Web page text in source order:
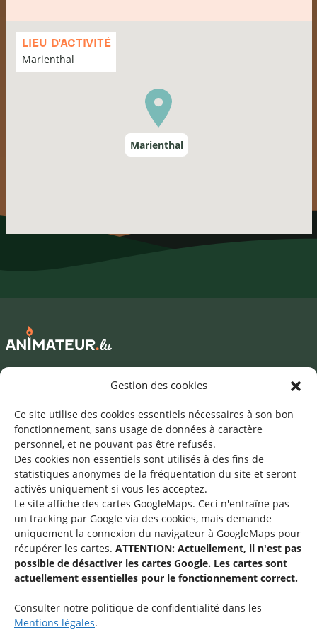
Gestion des cookies
Ce site utilise des cookies essentiels nécessaires à son bon
fonctionnement, sans usage de données à caractère
personnel, et ne pouvant pas être refusés.
Des cookies non essentiels sont utilisés à des fins de
statistiques anonymes de la fréquentation du site et seront
activés uniquement si vous les acceptez.
Le site affiche des cartes GoogleMaps. Ceci n'entraîne pas
un tracking par Google via des cookies, mais demande
uniquement la connexion du navigateur à GoogleMaps pour
récupérer les cartes. ATTENTION: Actuellement, il n'est pas
possible de désactiver les cartes Google. Les cartes sont
actuellement essentielles pour le fonctionnement correct.
Consulter notre politique de confidentialité dans les
Mentions légales.
LIEU D'ACTIVITÉ
Marienthal
Passer
carte
Marienthal
Mentions légales
Une offre du
Service national de la jeunesse
48-50 rue Charles Martel